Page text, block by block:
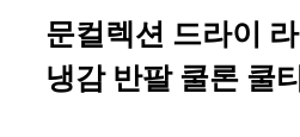
문컬렉션 드라이
냉감 반팔 쿨론 쿨